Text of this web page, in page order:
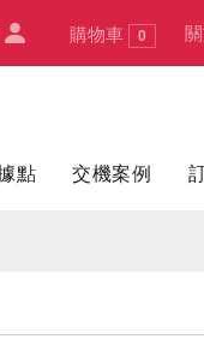
購物車 0
點 交機案例